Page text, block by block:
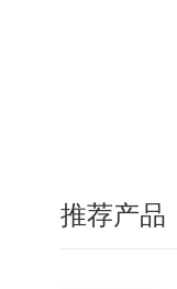
推荐产品